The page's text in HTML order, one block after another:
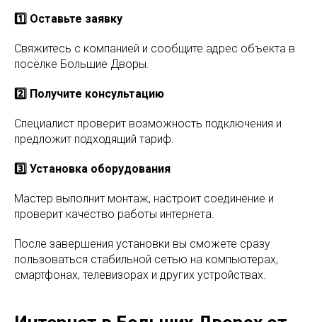
1️⃣ Оставьте заявку
Свяжитесь с компанией и сообщите адрес объекта в
посёлке Большие Дворы.
2️⃣ Получите консультацию
Специалист проверит возможность подключения и
предложит подходящий тариф.
3️⃣ Установка оборудования
Мастер выполнит монтаж, настроит соединение и
проверит качество работы интернета.
После завершения установки вы сможете сразу
пользоваться стабильной сетью на компьютерах,
смартфонах, телевизорах и других устройствах.